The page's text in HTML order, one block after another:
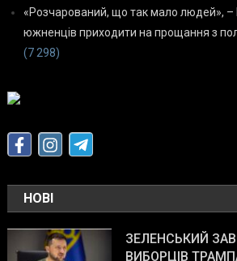
«Розчарований, що так мало людей», –
южненців приходити на прощання з
(7 298)
НОВІ
ЗЕЛЕНСЬКИЙ
ВИБОРЦІВ